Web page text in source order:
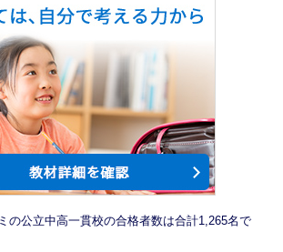
の公立中高一貫校の合格者数は合計1,265名で